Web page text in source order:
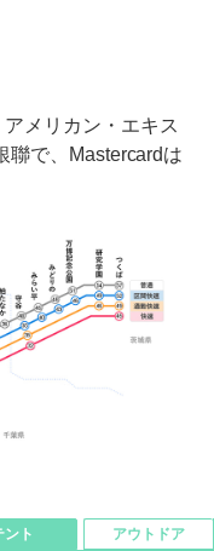
メリカン・エキス
聯で、Mastercardは
ント アウトドア